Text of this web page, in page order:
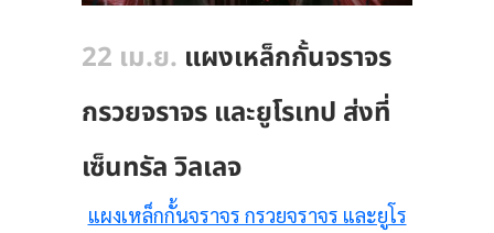
22 เม.ย. แผงเหล็กกั้นจราจร
กรวยจราจร และยูโรเทป ส่งที่
เซ็นทรัล วิลเลจ
แผงเหล็กกั้นจราจร กรวยจราจร และยูโร